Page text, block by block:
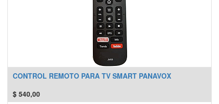
CONTROL REMOTO PARA TV SMART PANAVOX
$ 540,00